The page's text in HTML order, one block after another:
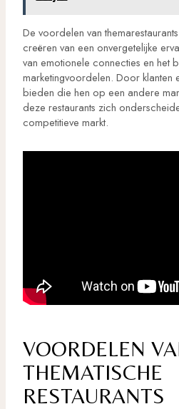
De voordelen van
creëren van een onvergetelijke
van emotionele connecties en het
marketingvoordelen. Door klanten
bieden die hen op een andere
deze restaurants zich
competitieve markt.
VOORDELEN
THEMATISCHE
RESTAURANTS